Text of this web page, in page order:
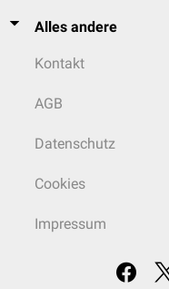
Alles andere
Kontakt
AGB
Datenschutz
Cookies
Impressum